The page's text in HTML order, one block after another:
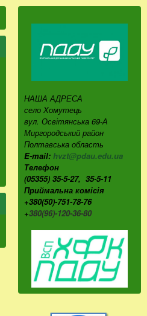
НАША АДРЕСА
село Хомутець
вул. Освітянська 69-А
Миргородський район
Полтавська область
E-mail: hvzt@pdau.edu.ua
Телефон
(05355) 35-5-27, 35-5-11
Приймальна комісія
+380(50)-751-78-76
+380(96)-120-36-80